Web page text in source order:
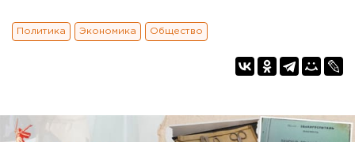
Политика Экономика Общество